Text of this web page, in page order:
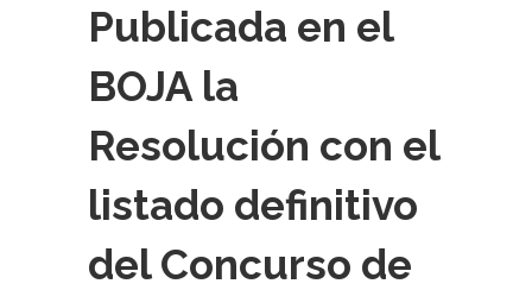
Publicada en el
BOJA la
Resolución con el
listado definitivo
del Concurso de